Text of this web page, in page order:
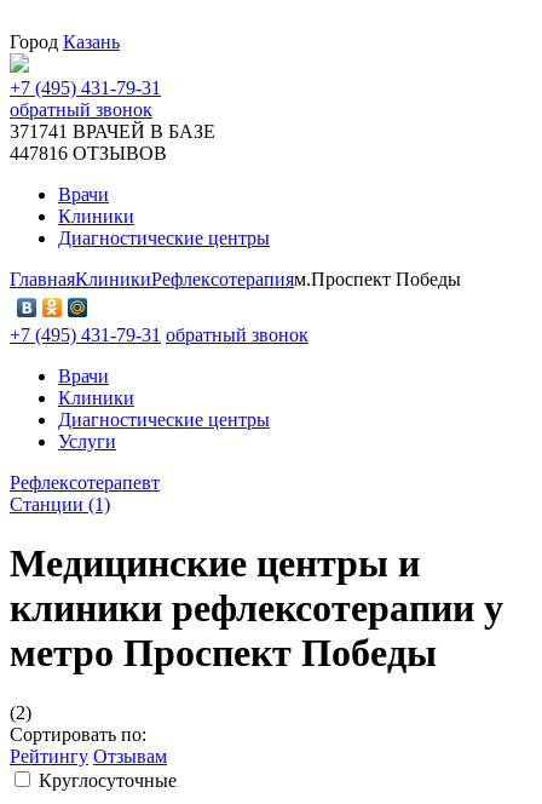
Город Казань
+7 (495) 431-79-31
обратный звонок
371741 ВРАЧЕЙ В БАЗЕ
447816 ОТЗЫВОВ
Врачи
Клиники
Диагностические центры
ГлавнаяКлиникиРефлексотерапиям.Проспект Победы
+7 (495) 431-79-31 обратный звонок
Врачи
Клиники
Диагностические центры
Услуги
Рефлексотерапевт
Станции (1)
Медицинские центры и
клиники рефлексотерапии у
метро Проспект Победы
(2)
Сортировать по:
Рейтингу Отзывам
Круглосуточные